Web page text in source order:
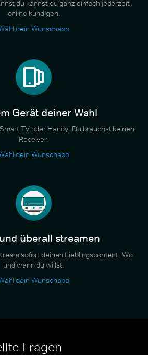
du kannst du ganz einfach jederzeit
online kündigen.
dein Wunschabo
Gerät deiner Wahl
TV oder Handy. Du brauchst keinen
Receiver.
dein Wunschabo
überall streamen
sofort deinen Lieblingscontent. Wo
und wann du willst.
dein Wunschabo
Fragen